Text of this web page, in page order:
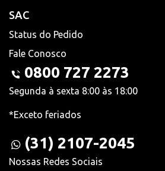
SAC
Status do Pedido
Fale Conosco
0800 727 2273
Segunda à sexta 8:00 às 18:00
*Exceto feriados
(31) 2107-2045
Nossas Redes Sociais